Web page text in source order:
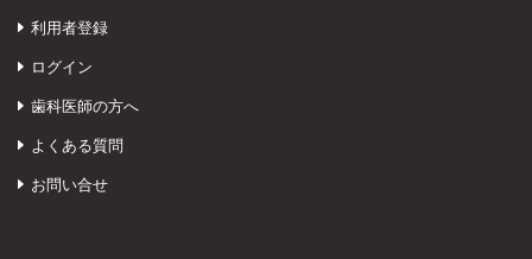
利用者登録
ログイン
歯科医師の方へ
よくある質問
お問い合せ